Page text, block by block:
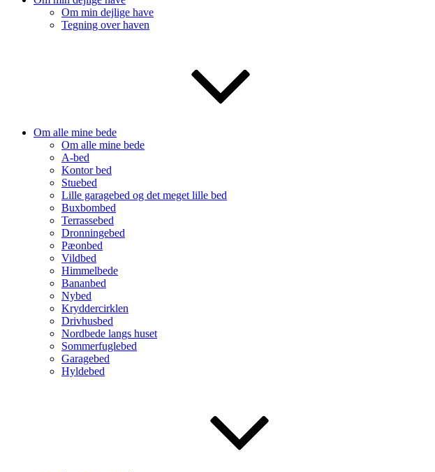
Om min dejlige have
Tegning over haven
Om alle mine bede
Om alle mine bede
A-bed
Kontor bed
Stuebed
Lille garagebed og det meget lille bed
Buxbombed
Terrassebed
Dronningebed
Pæonbed
Vildbed
Himmelbede
Bananbed
Nybed
Kryddercirklen
Drivhusbed
Nordbede langs huset
Sommerfuglebed
Garagebed
Hyldebed